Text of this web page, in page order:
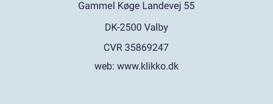
web: www.klikko.dk